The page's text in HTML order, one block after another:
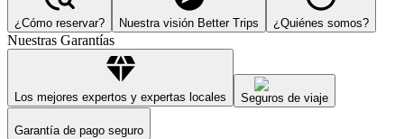
¿Cómo reservar? Nuestra visión Better Trips ¿Quiénes somos?
Nuestras Garantías
Los mejores expertos y expertas locales Seguros de viaje
Garantía de pago seguro